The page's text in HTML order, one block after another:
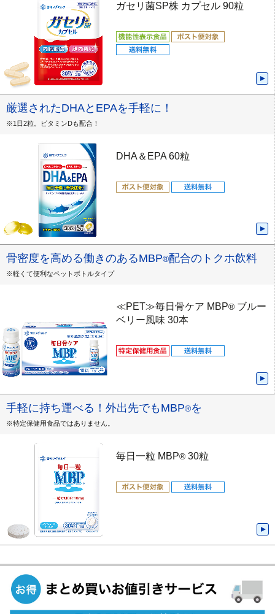
ガセリ菌SP株 カプセル 90粒
厳選されたDHAとEPAを手軽に！
※1日2粒。ビタミンDも配合！
DHA＆EPA 60粒
骨密度を高める働きのあるMBP®配合のトクホ飲料
※軽くて便利なペットボトルタイプ
≪PET≫毎日骨ケア MBP®ブルー
ベリー風味 30本
手軽に持ち運べる！外出先でもMBP®を
※特定保健用食品ではありません。
毎日一粒 MBP® 30粒